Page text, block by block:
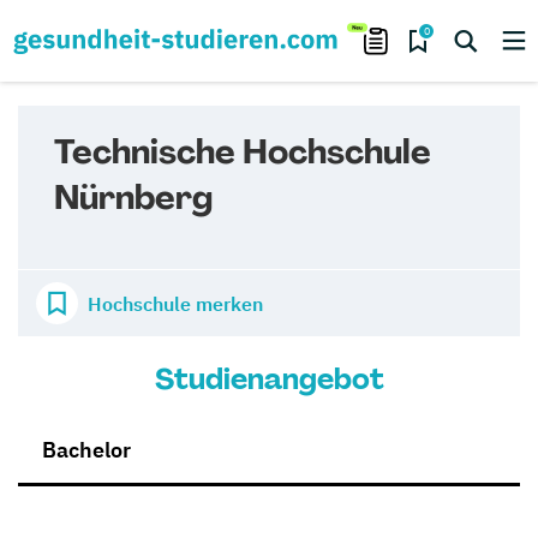
0
Technische Hochschule
Nürnberg
Hochschule merken
Studienangebot
Bachelor